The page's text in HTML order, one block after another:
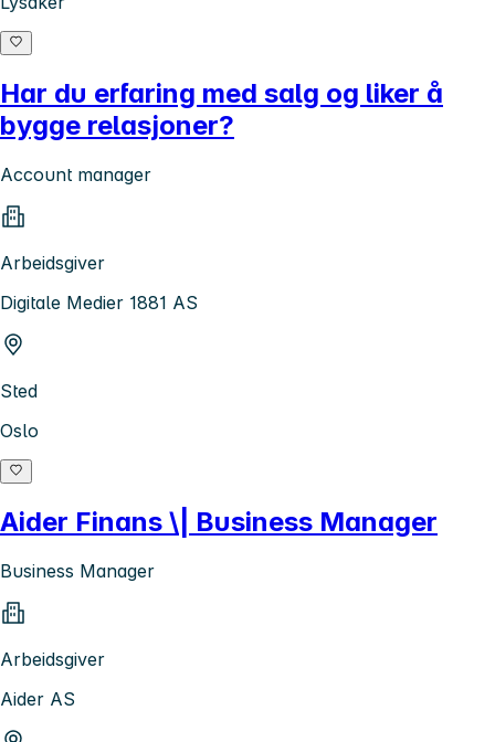
Har du erfaring med salg og liker å
bygge relasjoner?
Account manager
Arbeidsgiver
Digitale Medier 1881 AS
Sted
Oslo
Aider Finans \| Business Manager
Business Manager
Arbeidsgiver
Aider AS